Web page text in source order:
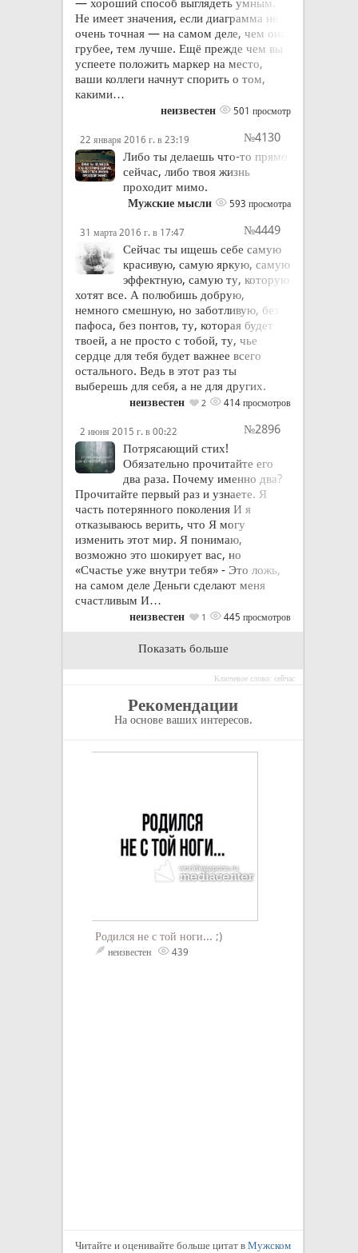
— хороший способ выглядеть умным.
Не имеет значения, если диаграмма не
очень точная — на самом деле, чем она
грубее, тем лучше. Ещё прежде чем вы
успеете положить маркер на место,
ваши коллеги начнут спорить о том,
какими…
неизвестен 501 просмотр
22 января 2016 г. в 23:19
№4130
Либо ты делаешь что-то прямо
сейчас, либо твоя жизнь
проходит мимо.
Мужские мысли 593 просмотра
31 марта 2016 г. в 17:47
№4449
Сейчас ты ищешь себе самую
красивую, самую яркую, самую
эффектную, самую ту, которую
хотят все. А полюбишь добрую,
немного смешную, но заботливую, без
пафоса, без понтов, ту, которая будет
твоей, а не просто с тобой, ту, чье
сердце для тебя будет важнее всего
остального. Ведь в этот раз ты
выберешь для себя, а не для других.
неизвестен 2 414 просмотров
2 июня 2015 г. в 00:22
№2896
Потрясающий стих!
Обязательно прочитайте его
два раза. Почему именно два?
Прочитайте первый раз и узнаете. Я
часть потерянного поколения И я
отказываюсь верить, что Я могу
изменить этот мир. Я понимаю,
возможно это шокирует вас, но
«Счастье уже внутри тебя» - Это ложь,
на самом деле Деньги сделают меня
счастливым И…
неизвестен 1 445 просмотров
Показать больше
Ключевое слово: сейчас
Рекомендации
На основе ваших интересов.
Родился не с той ноги... ;)
неизвестен 439
Читайте и оценивайте больше цитат в Мужском